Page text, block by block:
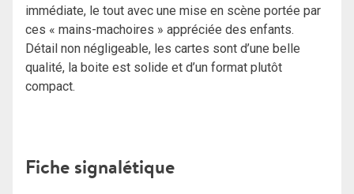
immédiate, le tout avec une mise en scène portée par
ces « mains-machoires » appréciée des enfants.
Détail non négligeable, les cartes sont d’une belle
qualité, la boite est solide et d’un format plutôt
compact.
Fiche signalétique